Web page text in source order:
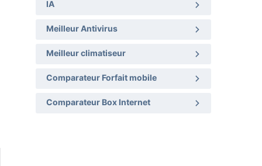
IA
Meilleur Antivirus
Meilleur climatiseur
Comparateur Forfait mobile
Comparateur Box Internet